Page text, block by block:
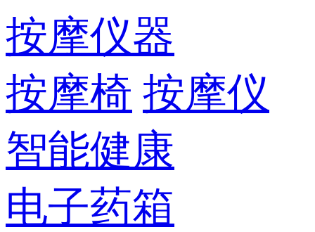
按摩仪器
按摩椅 按摩仪
智能健康
电子药箱